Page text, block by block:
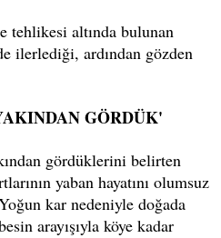
tehlikesi altında bulunan
ilerlediği, ardından gözden
GÖRDÜK'
gördüklerini belirten
yaban hayatını olumsuz
kar nedeniyle doğada
arayışıyla köye kadar